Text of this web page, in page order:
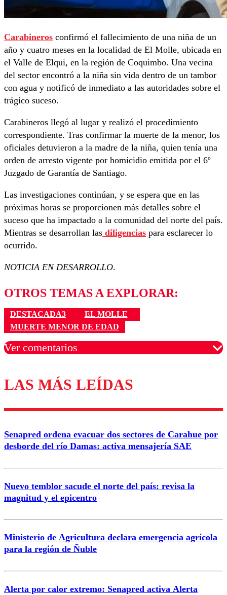
Carabineros confirmó el fallecimiento de una niña de un
año y cuatro meses en la localidad de El Molle, ubicada en
el Valle de Elqui, en la región de Coquimbo. Una vecina
del sector encontró a la niña sin vida dentro de un tambor
con agua y notificó de inmediato a las autoridades sobre el
trágico suceso.
Carabineros llegó al lugar y realizó el procedimiento
correspondiente. Tras confirmar la muerte de la menor, los
oficiales detuvieron a la madre de la niña, quien tenía una
orden de arresto vigente por homicidio emitida por el 6º
Juzgado de Garantía de Santiago.
Las investigaciones continúan, y se espera que en las
próximas horas se proporcionen más detalles sobre el
suceso que ha impactado a la comunidad del norte del país.
Mientras se desarrollan las diligencias para esclarecer lo
ocurrido.
NOTICIA EN DESARROLLO.
OTROS TEMAS A EXPLORAR:
DESTACADA3
EL MOLLE
MUERTE MENOR DE EDAD
Ver comentarios
Los comentarios son moderados para garantizar un
diálogo respetuoso.
Correo
LAS MÁS LEÍDAS
Senapred ordena evacuar dos sectores de Carahue por
desborde del río Damas: activa mensajería SAE
Nuevo temblor sacude el norte del país: revisa la
magnitud y el epicentro
Ministerio de Agricultura declara emergencia agrícola
para la región de Ñuble
Alerta por calor extremo: Senapred activa Alerta